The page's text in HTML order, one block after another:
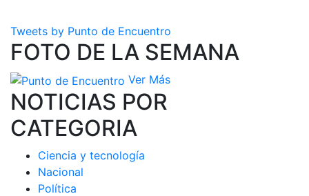
Tweets by Punto de Encuentro
FOTO DE LA SEMANA
Ver Más
NOTICIAS POR
CATEGORIA
Ciencia y tecnología
Nacional
Política